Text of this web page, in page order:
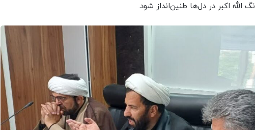
الله اکبر در دل‌ها طنین‌انداز شود.